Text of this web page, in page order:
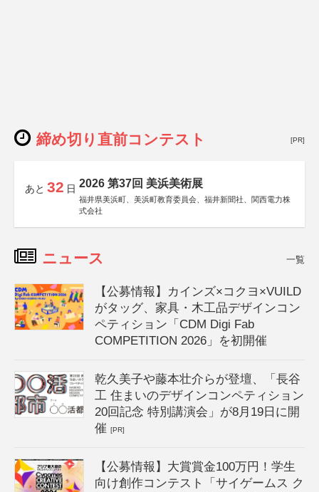
締め切り直前コンテスト [PR]
あと 32 日 2026 第37回 美浜美術展
福井県美浜町、美浜町教育委員会、福井新聞社、関西電力株
式会社
ニュース 一覧
【公募情報】カインズ×コクヨ×VUILD
がタッグ、家具・木工品デザインコン
ペティション「CDM Digi Fab
COMPETITION 2026」を初開催
乾久美子や藤本壮介らが登壇、「長谷
工 住まいのデザインコンペティション
20回記念 特別講演会」が8月19日に開
催[PR]
【公募情報】大賞賞金100万円！学生
向け創作コンテスト「サイゲームス ク